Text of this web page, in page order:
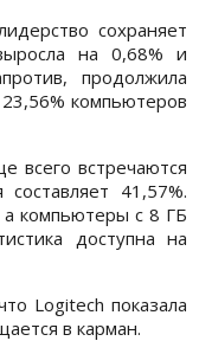
сохраняет
на 0,68% и
продолжила
компьютеров
всего встречаются
41,57%.
компьютеры с 8 ГБ
доступна на
Logitech показала
в карман.